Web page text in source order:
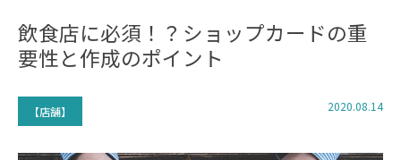
飲食店に必須！？ショップカードの重
要性と作成のポイント
【店舗】 2020.08.14